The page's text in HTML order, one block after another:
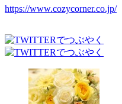
https://www.cozycorner.co.jp/